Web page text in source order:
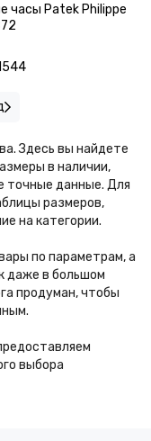
часы Patek Philippe
Здесь вы найдете
в наличии,
точные данные. Для
размеров,
на категории.
по параметрам, а
даже в большом
продуман, чтобы
выбора